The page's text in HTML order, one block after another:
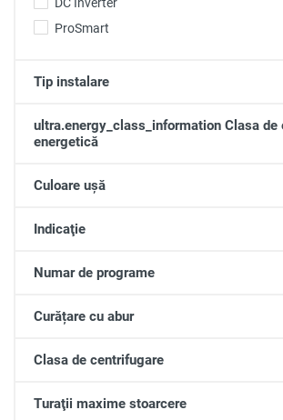
ProSmart
Tip instalare
ultra.energy_class_information Clasa de
energetică
Culoare ușă
Indicaţie
Numar de programe
Curățare cu abur
Clasa de centrifugare
Turaţii maxime stoarcere